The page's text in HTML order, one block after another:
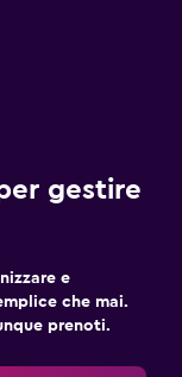
gestire
e
che mai.
prenoti.